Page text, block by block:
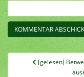
[gelesen]